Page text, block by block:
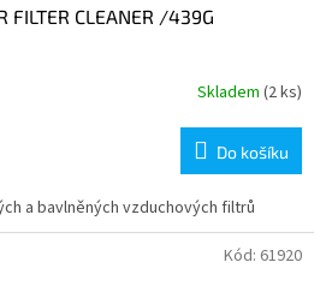
FILTER CLEANER /439G
Skladem (2 ks)
Do košíku
a bavlněných vzduchových filtrů
Kód: 61920